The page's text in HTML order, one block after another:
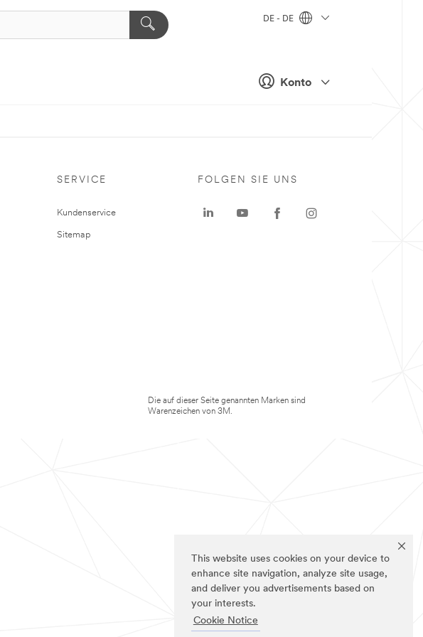
This website uses cookies on your device to
enhance site navigation, analyze site usage,
and deliver you advertisements based on
your interests.
Cookie Notice
Konto
DE - DE
SERVICE
Kundenservice
Sitemap
FOLGEN SIE UNS
Die auf dieser Seite genannten Marken sind
Warenzeichen von 3M.